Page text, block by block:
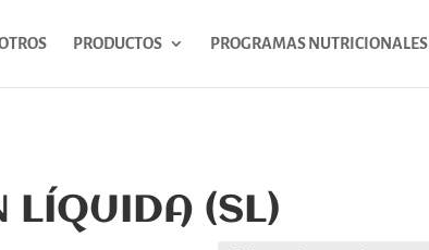
PRODUCTOS PROGRAMAS NUTRICIONALES
LÍQUIDA (SL)